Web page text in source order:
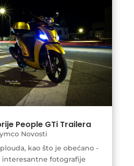
People GTi Trailera
Novosti
kao što je obećano -
interesantne fotografije